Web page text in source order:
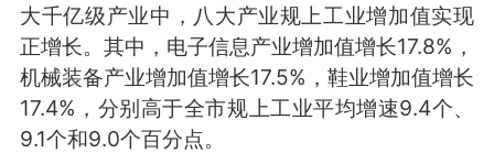
大千亿级产业中，八大产业规上工业增加值实现
正增长。其中，电子信息产业增加值增长17.8%，
机械装备产业增加值增长17.5%，鞋业增加值增长
17.4%，分别高于全市规上工业平均增速9.4个、
9.1个和9.0个百分点。